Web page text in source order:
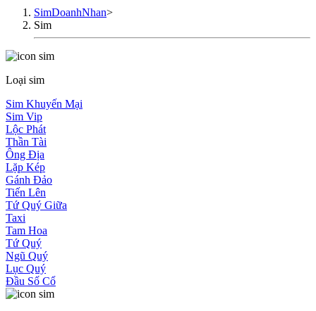
SimDoanhNhan>
Sim
Loại sim
Sim Khuyến Mại
Sim Vip
Lộc Phát
Thần Tài
Ông Địa
Lặp Kép
Gánh Đảo
Tiến Lên
Tứ Quý Giữa
Taxi
Tam Hoa
Tứ Quý
Ngũ Quý
Lục Quý
Đầu Số Cổ